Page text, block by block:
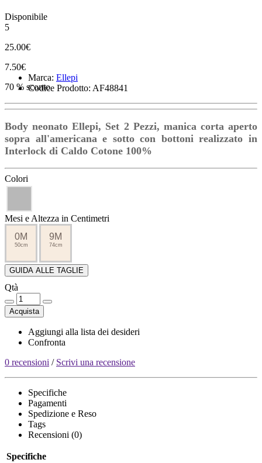
Disponibile
5
25.00€
7.50€
70 % sconto
Marca: Ellepi
Codice Prodotto: AF48841
Body neonato Ellepi, Set 2 Pezzi, manica corta aperto
sopra all'americana e sotto con bottoni realizzato in
Interlock di Caldo Cotone 100%
Colori
Mesi e Altezza in Centimetri
0M
50cm
9M
74cm
GUIDA ALLE TAGLIE
Qtà
Acquista
Aggiungi alla lista dei desideri
Confronta
0 recensioni / Scrivi una recensione
Specifiche
Pagamenti
Spedizione e Reso
Tags
Recensioni (0)
Specifiche